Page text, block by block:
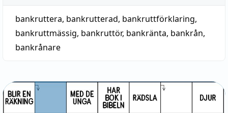
bankruttera, bankrutterad, bankruttförklaring,
bankruttmässig, bankruttör, bankränta, bankrån,
bankrånare